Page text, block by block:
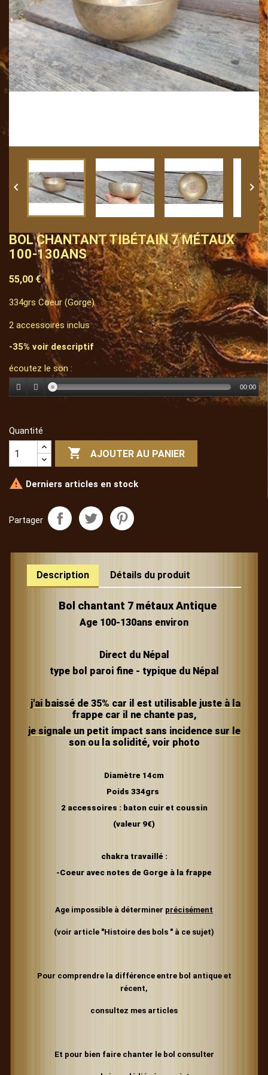
 
BOL CHANTANT TIBÉTAIN 7 MÉTAUX
100-130ANS
55,00 €
334grs Coeur (Gorge)
2 accessoires inclus
-35% voir descriptif
écoutez le son :
00:00
Quantité
 AJOUTER AU PANIER
 Derniers articles en stock
Partager
Description Détails du produit
Bol chantant 7 métaux Antique
Age 100-130ans environ
Direct du Népal
type bol paroi fine - typique du Népal
j'ai baissé de 35% car il est utilisable juste à la
frappe car il ne chante pas,
je signale un petit impact sans incidence sur le
son ou la solidité, voir photo
Diamètre 14cm
Poids 334grs
2 accessoires : baton cuir et coussin
(valeur 9€)
chakra travaillé :
-Coeur avec notes de Gorge à la frappe
Age impossible à déterminer précisément
(voir article "Histoire des bols " à ce sujet)
Pour comprendre la différence entre bol antique et
récent,
consultez mes articles
Et pour bien faire chanter le bol consulter